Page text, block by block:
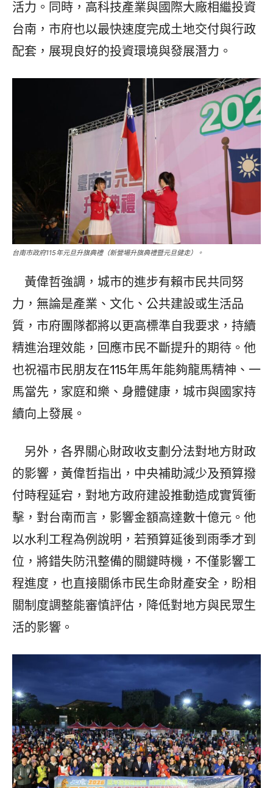
活力。同時，高科技產業與國際大廠相繼投資
台南，市府也以最快速度完成土地交付與行政
配套，展現良好的投資環境與發展潛力。
台南市政府115年元旦升旗典禮（新營場升旗典禮暨元旦健走）。
黃偉哲強調，城市的進步有賴市民共同努
力，無論是產業、文化、公共建設或生活品
質，市府團隊都將以更高標準自我要求，持續
精進治理效能，回應市民不斷提升的期待。他
也祝福市民朋友在115年馬年能夠龍馬精神、一
馬當先，家庭和樂、身體健康，城市與國家持
續向上發展。
另外，各界關心財政收支劃分法對地方財政
的影響，黃偉哲指出，中央補助減少及預算撥
付時程延宕，對地方政府建設推動造成實質衝
擊，對台南而言，影響金額高達數十億元。他
以水利工程為例說明，若預算延後到雨季才到
位，將錯失防汛整備的關鍵時機，不僅影響工
程進度，也直接關係市民生命財產安全，盼相
關制度調整能審慎評估，降低對地方與民眾生
活的影響。